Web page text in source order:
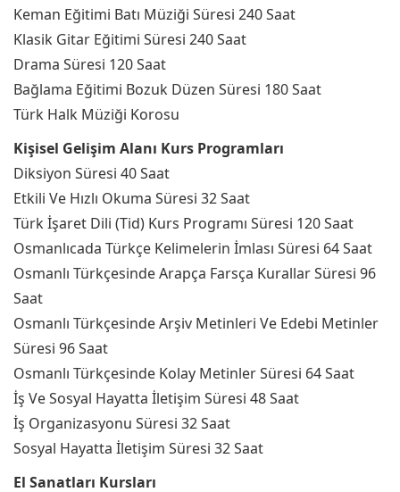
Keman Eğitimi Batı Müziği Süresi 240 Saat
Klasik Gitar Eğitimi Süresi 240 Saat
Drama Süresi 120 Saat
Bağlama Eğitimi Bozuk Düzen Süresi 180 Saat
Türk Halk Müziği Korosu
Kişisel Gelişim Alanı Kurs Programları
Diksiyon Süresi 40 Saat
Etkili Ve Hızlı Okuma Süresi 32 Saat
Türk İşaret Dili (Tid) Kurs Programı Süresi 120 Saat
Osmanlıcada Türkçe Kelimelerin İmlası Süresi 64 Saat
Osmanlı Türkçesinde Arapça Farsça Kurallar Süresi 96
Saat
Osmanlı Türkçesinde Arşiv Metinleri Ve Edebi Metinler
Süresi 96 Saat
Osmanlı Türkçesinde Kolay Metinler Süresi 64 Saat
İş Ve Sosyal Hayatta İletişim Süresi 48 Saat
İş Organizasyonu Süresi 32 Saat
Sosyal Hayatta İletişim Süresi 32 Saat
El Sanatları Kursları